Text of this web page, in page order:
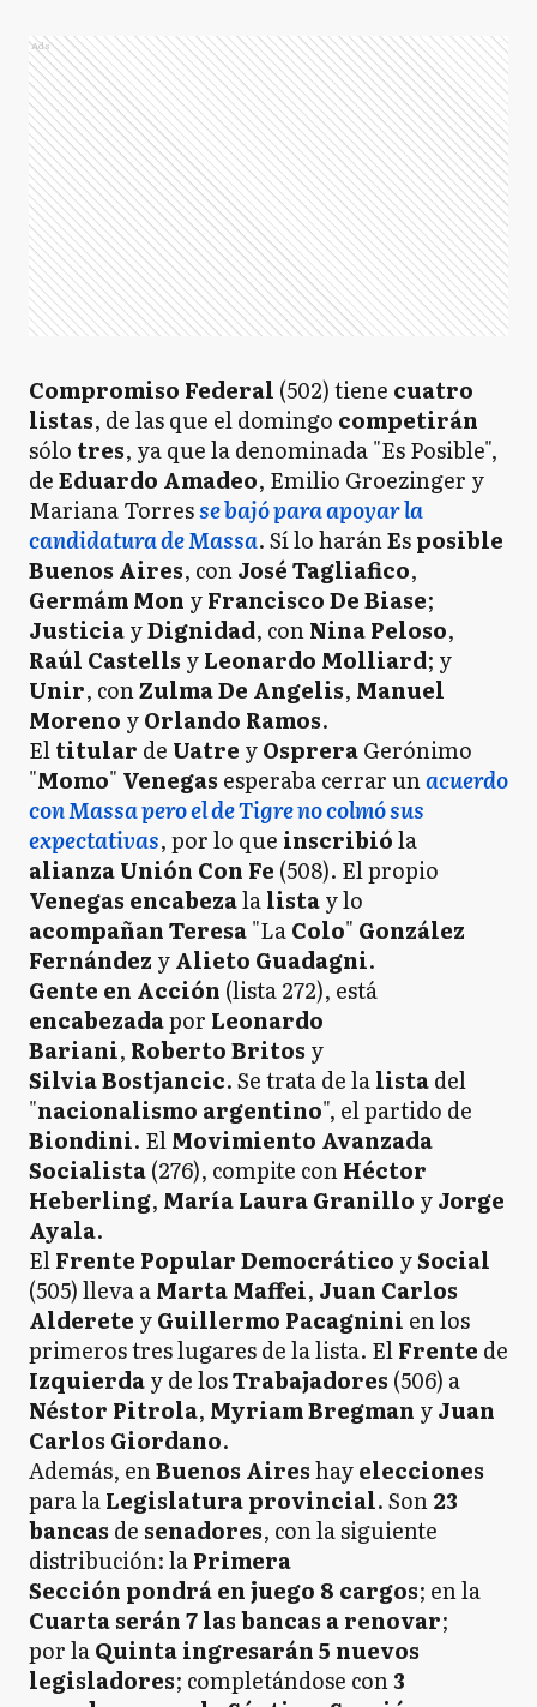
Ads
Compromiso Federal (502) tiene cuatro
listas, de las que el domingo competirán
sólo tres, ya que la denominada "Es Posible",
deEduardo Amadeo, Emilio Groezinger y
Mariana Torresse bajó para apoyar la
candidatura de Massa. Sí lo haránEsposible
Buenos Aires, conJosé Tagliafico,
Germám Mon yFrancisco DeBiase;
JusticiayDignidad, conNina Peloso,
Raúl Castells yLeonardo Molliard; y
Unir, conZulma De Angelis, Manuel
Moreno yOrlando Ramos.
Eltitular de Uatre yOspreraGerónimo
"Momo" Venegas esperaba cerrar unacuerdo
con Massa pero el de Tigre no colmó sus
expectativas, por lo que inscribióla
alianza Unión Con Fe (508). El propio
Venegas encabezalalistay lo
acompañanTeresa"LaColo" González
Fernández yAlieto Guadagni.
Gente en Acción (lista 272), está
encabezadapor Leonardo
Bariani, RobertoBritos y
Silvia Bostjancic. Se trata de lalistadel
"nacionalismo argentino", el partido de
Biondini. ElMovimiento Avanzada
Socialista(276), compite conHéctor
Heberling, MaríaLauraGranillo yJorge
Ayala.
ElFrente Popular Democrático ySocial
(505) lleva aMarta Maffei, Juan Carlos
Alderete yGuillermo Pacagnini en los
primeros tres lugares de la lista. ElFrente de
Izquierday de losTrabajadores (506) a
Néstor Pitrola, Myriam Bregman yJuan
Carlos Giordano.
Además, enBuenos Aireshayelecciones
para laLegislatura provincial. Son23
bancas de senadores, con la siguiente
distribución: laPrimera
Sección pondrá en juego 8 cargos; en la
Cuarta serán 7 las bancas a renovar;
por laQuinta ingresarán 5 nuevos
legisladores; completándose con3